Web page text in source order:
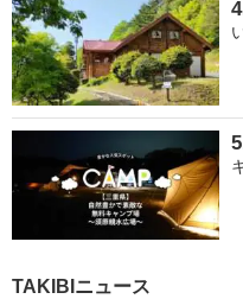
TAKIBIニュース